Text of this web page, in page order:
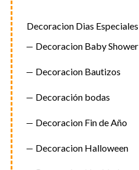
n
a
c
i
ó
n
d
e
e
n
Decoracion Dias Especiales
Decoracion Baby Shower
Decoracion Bautizos
Decoración bodas
Decoracion Fin de Año
Decoracion Halloween